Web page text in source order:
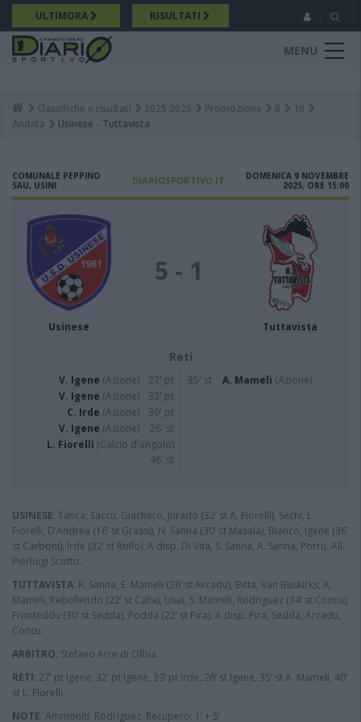
Salta
al
contenuto
principale
ULTIMORA RISULTATI
MENU
Breadcrumb
Classifiche e risultati 2025 2026 Promozione B
10
Andata
Usinese - Tuttavista
COMUNALE PEPPINO
SAU, USINI
DIARIOSPORTIVO.IT
DOMENICA 9 NOVEMBRE
2025, ORE 15:00
Usinese
5 - 1
Tuttavista
Reti
V. Igene (Azione)
27' pt
V. Igene (Azione)
32' pt
C. Irde (Azione)
39' pt
V. Igene (Azione)
26' st
L. Fiorelli (Calcio d'angolo)
46' st
35' st A. Mameli (Azione)
USINESE: Tanca, Saccu, Giachero, Jurado (32’ st A. Fiorelli), Sechi, L.
Fiorelli, D’Andrea (16’ st Grassi), N. Sanna (30’ st Masala), Bianco, Igene (36’
st Carboni), Irde (32’ st Rollo). A disp. Di Vita, S. Sanna, A. Sanna, Porru. All.
Pierluigi Scotto.
TUTTAVISTA: R. Sanna, E. Mameli (26’ st Arcadu), Bitta, Van Buskirks, A.
Mameli, Rebollendo (22’ st Calia), Usai, S. Mameli, Rodriguez (34’ st Concu),
Fronteddu (30’ st Sedda), Podda (22’ st Pira). A disp. Pira, Sedda, Arcadu,
Concu.
ARBITRO: Stefano Arre di Olbia.
RETI: 27’ pt Igene, 32’ pt Igene, 39’ pt Irde, 26’ st Igene, 35’ st A. Mameli, 40’
st L. Fiorelli.
NOTE: Ammoniti: Rodriguez. Recupero: 1’ + 5’